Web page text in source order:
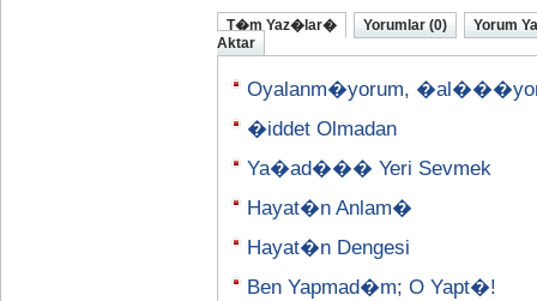
T�m Yaz�lar� Yorumlar (0)
Yorum
Aktar
Oyalanm�yorum,
�iddet Olmadan
Ya�ad��� Yeri Sevmek
Hayat�n Anlam�
Hayat�n Dengesi
Ben Yapmad�m; O Yapt�!